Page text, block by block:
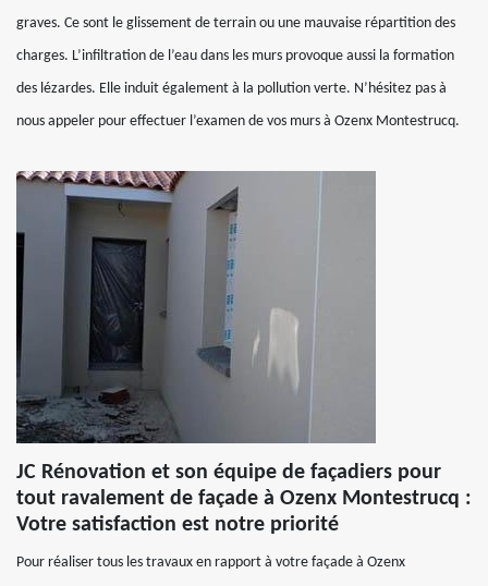
graves. Ce sont le glissement de terrain ou une mauvaise répartition des
charges. L’infiltration de l’eau dans les murs provoque aussi la formation
des lézardes. Elle induit également à la pollution verte. N’hésitez pas à
nous appeler pour effectuer l’examen de vos murs à Ozenx Montestrucq.
JC Rénovation et son équipe de façadiers pour
tout ravalement de façade à Ozenx Montestrucq :
Votre satisfaction est notre priorité
Pour réaliser tous les travaux en rapport à votre façade à Ozenx